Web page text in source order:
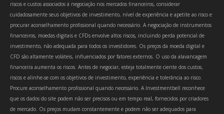
riscos e custos associados à negociação nos mercados financeiros, considerar
cuidadosamente seus objetivos de investimento, nível de experiência e apetite ao risco e
procurar aconselhamento profissional quando necessário. A negociação de instrumentos
financeiros, moedas digitais e CFDs envolve altos riscos, incluindo perda potencial de
investimento, não adequada para todos os investidores. Os preços da moeda digital e
CFD são altamente voláteis, influenciados por fatores externos. O uso da alavancagem
financeira aumenta os riscos. Antes de negociar, esteja totalmente ciente dos custos,
riscos e alinhe-se com os objetivos de investimento, experiência e tolerância ao risco.
Procure aconselhamento profissional quando necessário. A Investmentbell reconhece
que os dados do site podem não ser precisos ou em tempo real, fornecidos por criadores
de mercado. Os preços mudam constantemente e podem não ser adequados para